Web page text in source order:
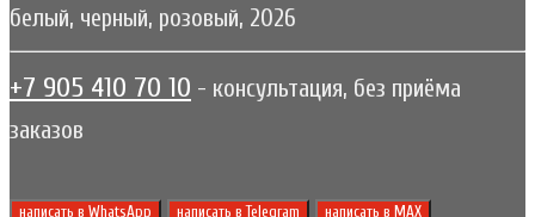
белый, черный, розовый, 2026
+7 905 410 70 10 - консультация, без приёма
заказов
написать в WhatsApp написать в Telegram написать в МАХ